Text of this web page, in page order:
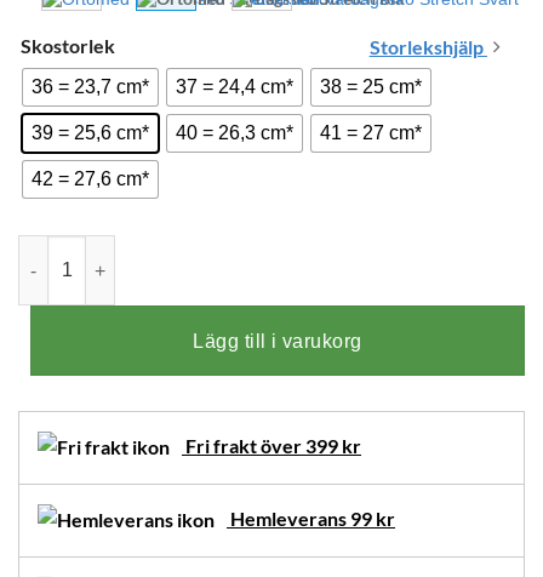
Skostorlek Storlekshjälp
36 = 23,7 cm* 37 = 24,4 cm* 38 = 25 cm*
39 = 25,6 cm* 40 = 26,3 cm* 41 = 27 cm*
42 = 27,6 cm*
Lägg till i varukorg
Fri frakt över 399 kr
Hemleverans 99 kr